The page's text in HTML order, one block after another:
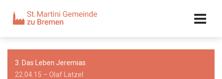
Kalender
Kontakt
Adresse
Team
3. Das Leben Jeremias
22.04.15 – Olaf Latzel